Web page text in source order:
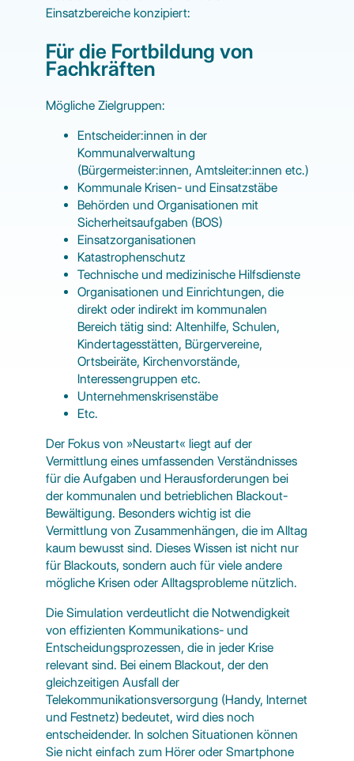
Einsatzbereiche konzipiert:
Für die Fortbildung von
Fachkräften
Mögliche Zielgruppen:
Entscheider:innen in der
Kommunalverwaltung
(Bürgermeister:innen, Amtsleiter:innen etc.)
Kommunale Krisen- und Einsatzstäbe
Behörden und Organisationen mit
Sicherheitsaufgaben (BOS)
Einsatzorganisationen
Katastrophenschutz
Technische und medizinische Hilfsdienste
Organisationen und Einrichtungen, die
direkt oder indirekt im kommunalen
Bereich tätig sind: Altenhilfe, Schulen,
Kindertagesstätten, Bürgervereine,
Ortsbeiräte, Kirchenvorstände,
Interessengruppen etc.
Unternehmenskrisenstäbe
Etc.
Der Fokus von »Neustart« liegt auf der
Vermittlung eines umfassenden Verständnisses
für die Aufgaben und Herausforderungen bei
der kommunalen und betrieblichen Blackout-
Bewältigung. Besonders wichtig ist die
Vermittlung von Zusammenhängen, die im Alltag
kaum bewusst sind. Dieses Wissen ist nicht nur
für Blackouts, sondern auch für viele andere
mögliche Krisen oder Alltagsprobleme nützlich.
Die Simulation verdeutlicht die Notwendigkeit
von effizienten Kommunikations- und
Entscheidungsprozessen, die in jeder Krise
relevant sind. Bei einem Blackout, der den
gleichzeitigen Ausfall der
Telekommunikationsversorgung (Handy, Internet
und Festnetz) bedeutet, wird dies noch
entscheidender. In solchen Situationen können
Sie nicht einfach zum Hörer oder Smartphone